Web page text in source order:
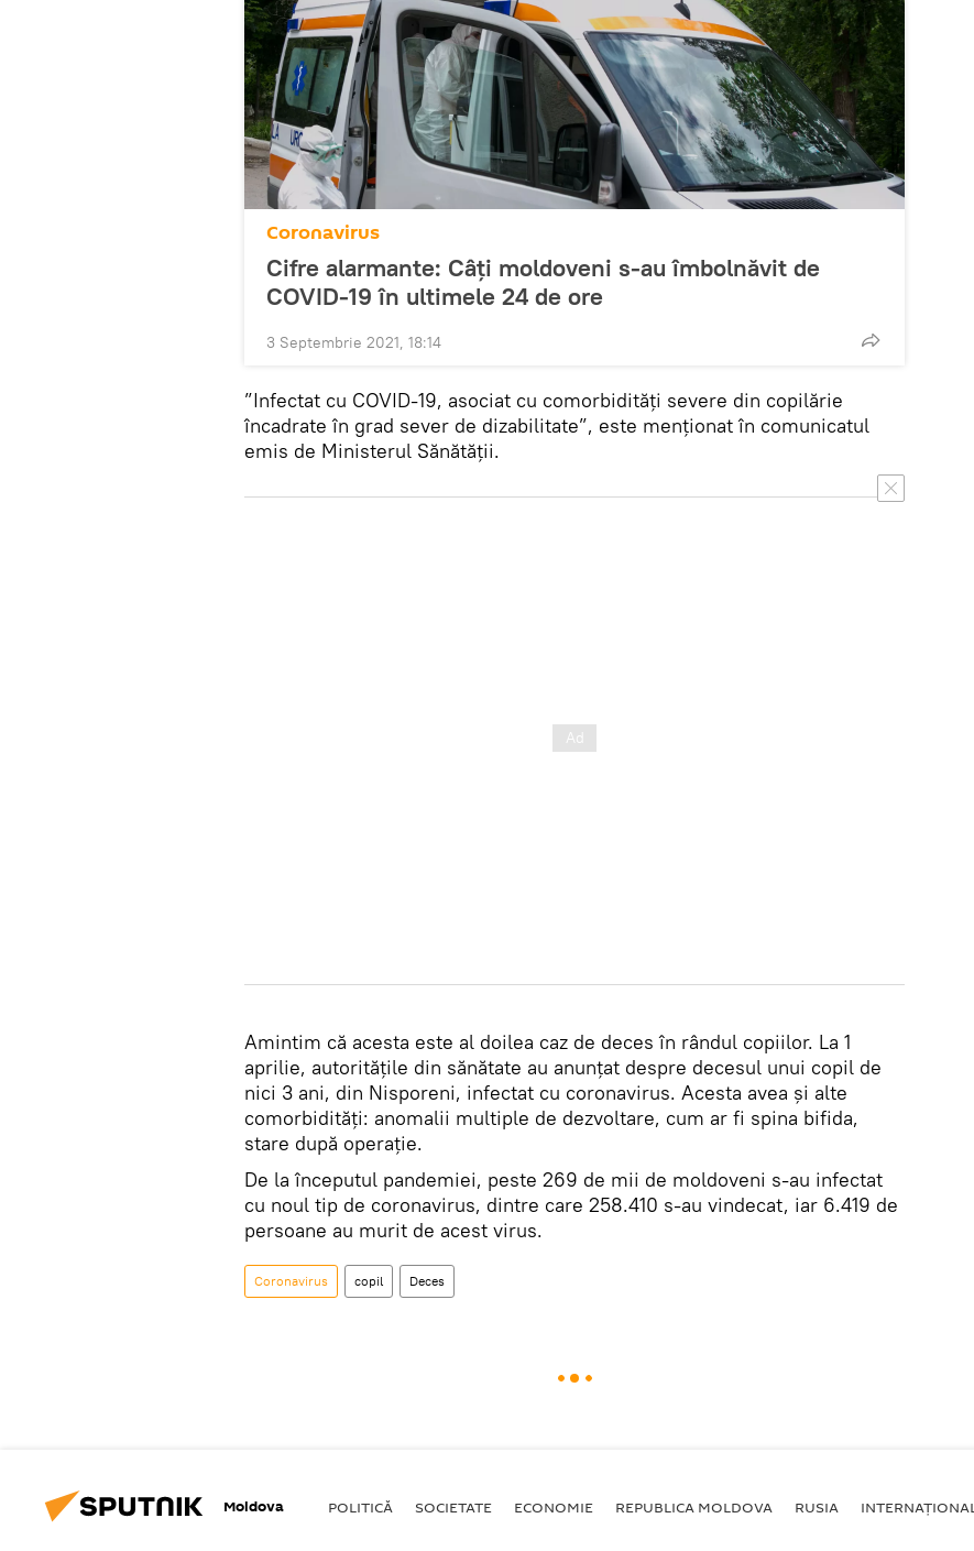
Coronavirus
Cifre alarmante: Câți moldoveni s-au îmbolnăvit de
COVID-19 în ultimele 24 de ore
3 Septembrie 2021, 18:14
”Infectat cu COVID-19, asociat cu comorbidități severe din copilărie
încadrate în grad sever de dizabilitate”, este menționat în comunicatul
emis de Ministerul Sănătății.
Amintim că acesta este al doilea caz de deces în rândul copiilor. La 1
aprilie, autoritățile din sănătate au anunțat despre decesul unui copil de
nici 3 ani, din Nisporeni, infectat cu coronavirus. Acesta avea și alte
comorbidități: anomalii multiple de dezvoltare, cum ar fi spina bifida,
stare după operație.
De la începutul pandemiei, peste 269 de mii de moldoveni s-au infectat
cu noul tip de coronavirus, dintre care 258.410 s-au vindecat, iar 6.419 de
persoane au murit de acest virus.
Coronavirus copil Deces
Moldova POLITICĂ SOCIETATE ECONOMIE REPUBLICA MOLDOVA RUSIA INTERNAȚIONAL